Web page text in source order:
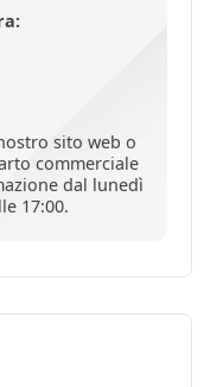
sito web o
commerciale
dal lunedì
17:00.